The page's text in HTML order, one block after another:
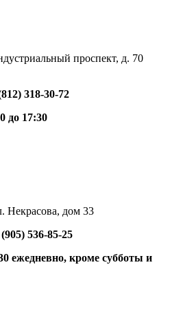
проспект, д. 70
318-30-72
до 17:30
Некрасова, дом 33
536-85-25
ежедневно, кроме субботы и